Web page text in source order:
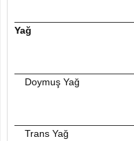
Yağ
Doymuş Yağ
Trans Yağ